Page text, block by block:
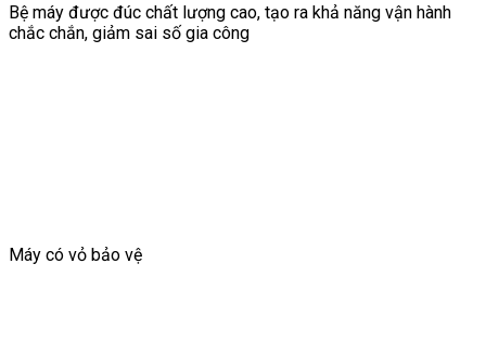
Bệ máy được đúc chất lượng cao, tạo ra khả năng vận hành
chắc chắn, giảm sai số gia công
Máy có vỏ bảo vệ